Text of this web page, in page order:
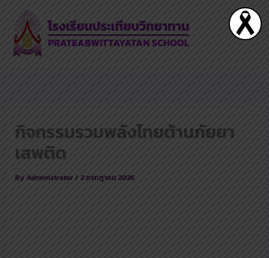
content
กิจกรรมรวมพลังไทยต้านภัยยา
เสพติด
ByAdministrator/2 กรกฎาคม 2026